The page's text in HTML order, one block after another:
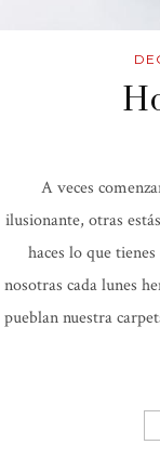
A veces
ilusionante, otras
haces lo que
nosotras cada lunes
pueblan nuestra